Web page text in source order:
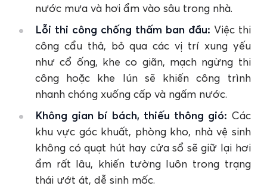
nước mưa và hơi ẩm vào sâu trong nhà.
Lỗi thi công chống thấm ban đầu: Việc thi
công cẩu thả, bỏ qua các vị trí xung yếu
như cổ ống, khe co giãn, mạch ngừng thi
công hoặc khe lún sẽ khiến công trình
nhanh chóng xuống cấp và ngấm nước.
Không gian bí bách, thiếu thông gió: Các
khu vực góc khuất, phòng kho, nhà vệ sinh
không có quạt hút hay cửa sổ sẽ giữ lại hơi
ẩm rất lâu, khiến tường luôn trong trạng
thái ướt át, dễ sinh mốc.